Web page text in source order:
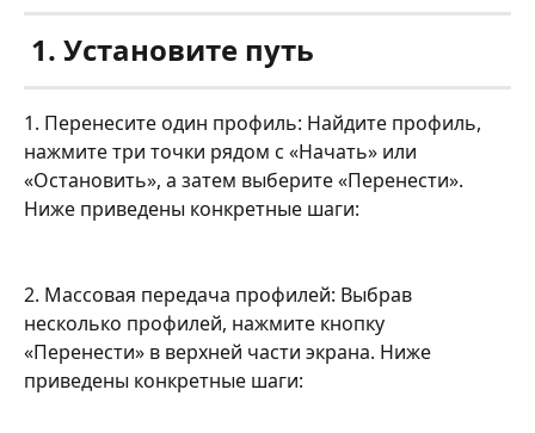
1. Установите путь
1. Перенесите один профиль: Найдите профиль,
нажмите три точки рядом с «Начать» или
«Остановить», а затем выберите «Перенести».
Ниже приведены конкретные шаги:
2. Массовая передача профилей: Выбрав
несколько профилей, нажмите кнопку
«Перенести» в верхней части экрана. Ниже
приведены конкретные шаги: